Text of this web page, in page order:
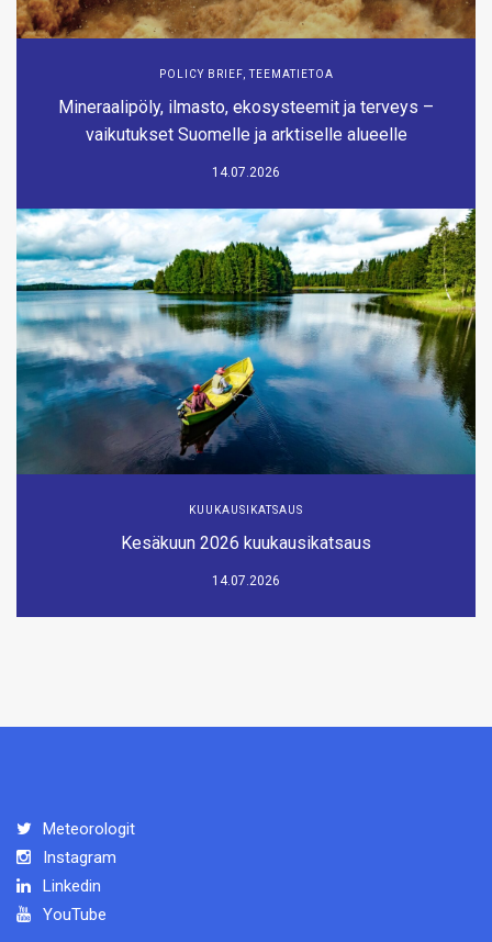
POLICY BRIEF,TEEMATIETOA
Mineraalipöly, ilmasto, ekosysteemit ja terveys –
vaikutukset Suomelle ja arktiselle alueelle
14.07.2026
KUUKAUSIKATSAUS
Kesäkuun 2026 kuukausikatsaus
14.07.2026
Meteorologit
Instagram
Linkedin
YouTube